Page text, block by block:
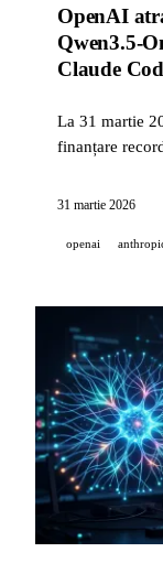
OpenAI
Qwen3.5-
Claude
La 31 martie
finanțare
Boris Cherny
31 martie 2026
openai